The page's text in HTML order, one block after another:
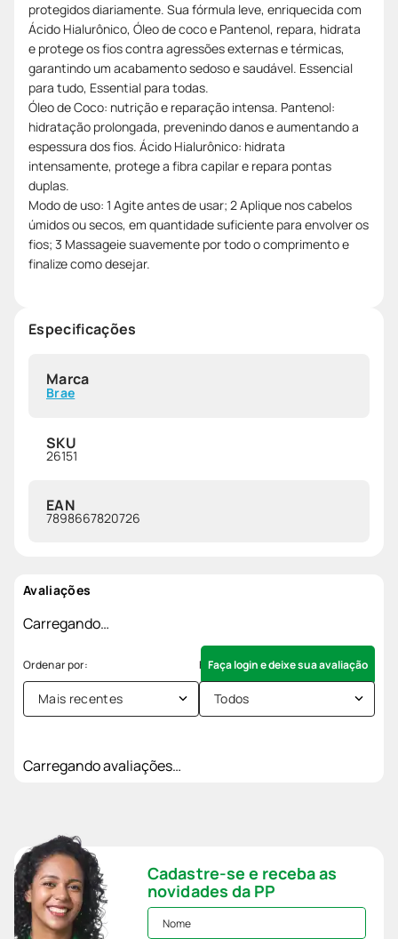
protegidos diariamente. Sua fórmula leve, enriquecida com
Ácido Hialurônico, Óleo de coco e Pantenol, repara, hidrata
e protege os fios contra agressões externas e térmicas,
garantindo um acabamento sedoso e saudável. Essencial
para tudo, Essential para todas.
Óleo de Coco: nutrição e reparação intensa. Pantenol:
hidratação prolongada, prevenindo danos e aumentando a
espessura dos fios. Ácido Hialurônico: hidrata
intensamente, protege a fibra capilar e repara pontas
duplas.
Modo de uso: 1 Agite antes de usar; 2 Aplique nos cabelos
úmidos ou secos, em quantidade suficiente para envolver os
fios; 3 Massageie suavemente por todo o comprimento e
finalize como desejar.
Especificações
Marca
Brae
SKU
26151
EAN
7898667820726
Avaliações
Carregando…
Faça login e deixe sua avaliação
Mais recentes Todos
Carregando avaliações…
Cadastre-se e receba as
novidades da PP